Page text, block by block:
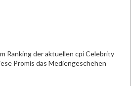
Ranking der aktuellen cpi Celebrity
Promis das Mediengeschehen